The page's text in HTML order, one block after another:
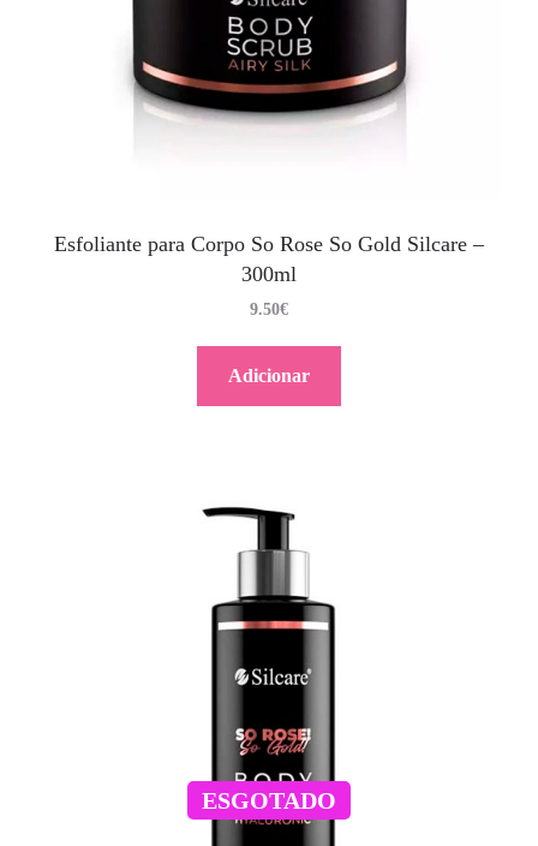
Esfoliante para Corpo So Rose So Gold Silcare –
300ml
9.50€
Adicionar
ESGOTADO